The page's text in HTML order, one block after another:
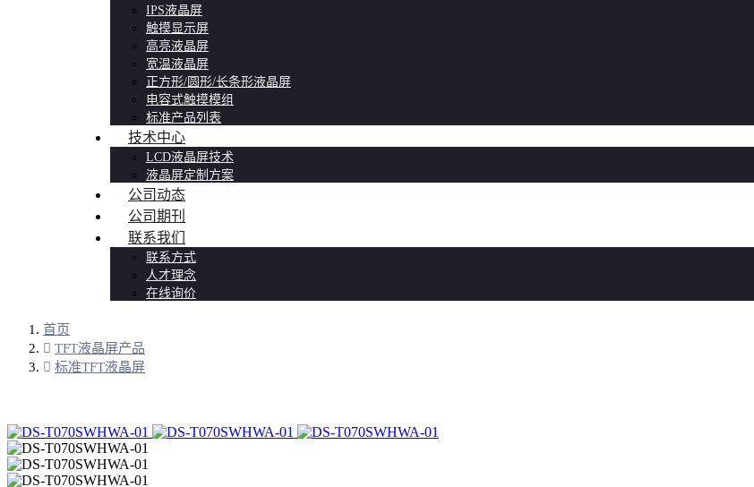
IPS液晶屏
触摸显示屏
高亮液晶屏
宽温液晶屏
正方形/圆形/长条形液晶屏
电容式触摸模组
标准产品列表
技术中心
LCD液晶屏技术
液晶屏定制方案
公司动态
公司期刊
联系我们
联系方式
人才理念
在线询价
首页
TFT液晶屏产品
标准TFT液晶屏